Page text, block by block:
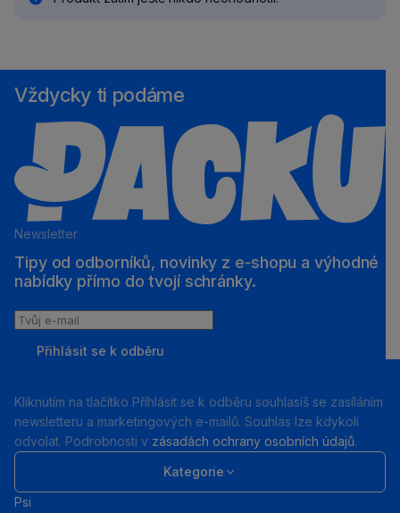
Vždycky ti podáme
Newsletter
Tipy od odborníků, novinky z e‑shopu a výhodné
nabídky přímo do tvojí schránky.
Tvůj
Přihlásit se k odběru
Kliknutím na tlačítko Příhlásit se k odběru souhlasíš se zasíláním
newsletteru a marketingových e-mailů. Souhlas lze kdykoli
odvolat. Podrobnosti v zásadách ochrany osobních údajů.
Kategorie
Psi